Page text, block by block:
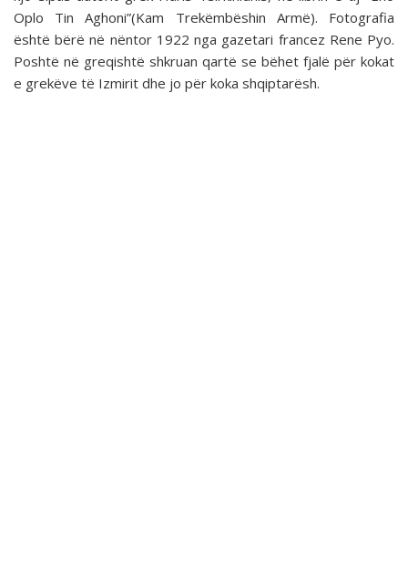
Oplo Tin Aghoni”(Kam Trekëmbëshin Armë). Fotografia
është bërë në nëntor 1922 nga gazetari francez Rene Pyo.
Poshtë në greqishtë shkruan qartë se bëhet fjalë për kokat
e grekëve të Izmirit dhe jo për koka shqiptarësh.